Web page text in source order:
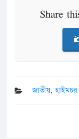
Share
জাতীয়,হাইমচর